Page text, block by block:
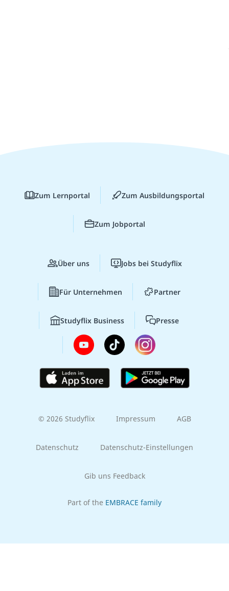
Zum Lernportal Zum Ausbildungsportal
Zum Jobportal
Über uns Jobs bei Studyflix
Für Unternehmen Partner
Studyflix Business Presse
© 2026 Studyflix Impressum AGB
Datenschutz Datenschutz-Einstellungen
Gib uns Feedback
Part of the EMBRACE family